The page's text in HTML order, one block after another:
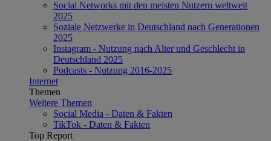
Social Networks mit den meisten Nutzern weltweit
2025
Soziale Netzwerke in Deutschland nach Generationen
2025
Instagram - Nutzung nach Alter und Geschlecht in
Deutschland 2025
Podcasts - Nutzung 2016-2025
Internet
Themen
Weitere Themen
Social Media - Daten & Fakten
TikTok - Daten & Fakten
Top Report